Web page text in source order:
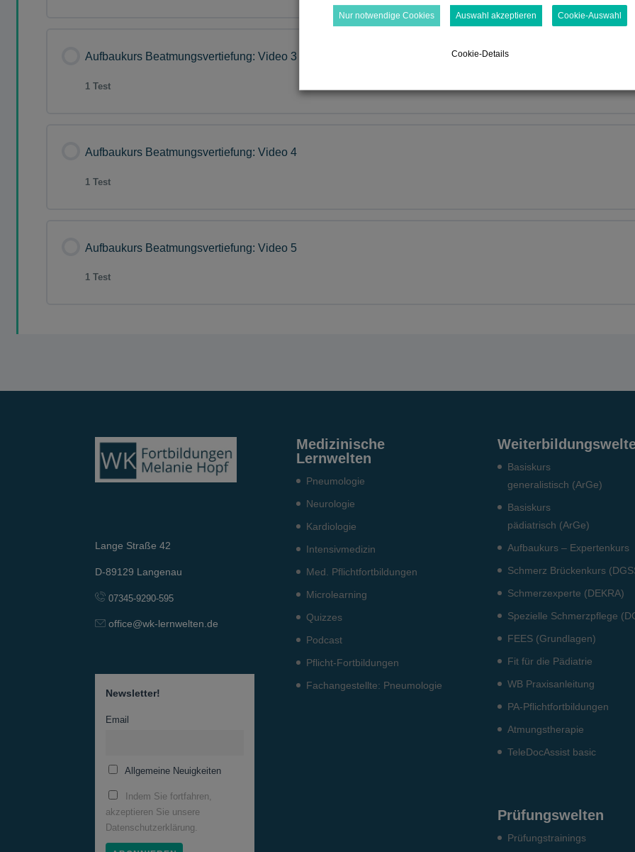
Fragensammlung AK Beatmungsvertiefung 2
Aufbaukurs Beatmungsvertiefung: Video 3
1 Test
Fragensammlung AK Beatmungsvertiefung 3
Aufbaukurs Beatmungsvertiefung: Video 4
1 Test
Fragensammlung AK Beatmungsvertiefung 4
Aufbaukurs Beatmungsvertiefung: Video 5
1 Test
Lange Straße 42
D-89129 Langenau
07345-9290-595
office@wk-lernwelten.de
Newsletter!
Email
Allgemeine Neuigkeiten
Indem Sie fortfahren,
akzeptieren Sie unsere
Datenschutzerklärung.
Medizinische
Lernwelten
Pneumo­logie
Neurologie
Kardiologie
Intensiv­medizin
Med. Pflichtfort­bildun­gen
Microlearning
Quizzes
Podcast
Pflicht-Fort­bildun­gen
Fach­angestellte: Pneumo­logie
Basiskurs
generalistisch (ArGe)
Basiskurs
pädiatrisch (ArGe)
Aufbaukurs – Expertenkurs
Schmerz Brückenkurs
Schmerzexperte (DEKRA)
Spezielle Schmerzpflege
FEES (Grundlagen)
Fit für die Pädiatrie
WB Praxisanleitung
PA-Pflichtfortbildungen
Atmungstherapie
TeleDocAssist basic
Prüfungswelten
Prü­fungs­trai­nings
Nur notwendige Cookies Auswahl akzeptieren Cookie-Auswahl
Cookie-Details